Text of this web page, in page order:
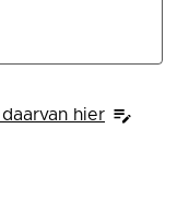
hier